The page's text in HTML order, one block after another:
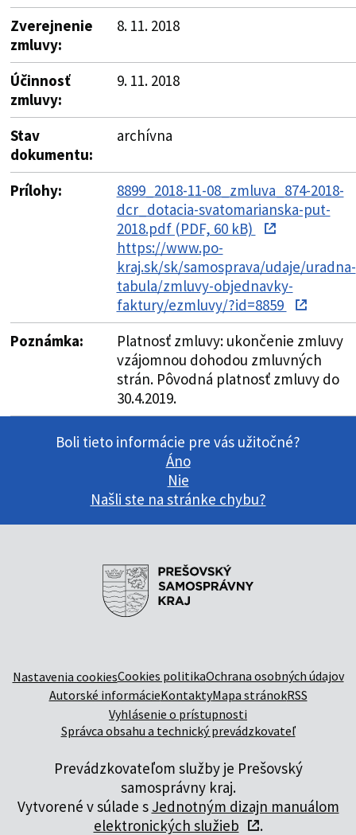
Zverejnenie
zmluvy:
8. 11. 2018
Účinnosť
zmluvy:
9. 11. 2018
Stav
dokumentu:
archívna
Prílohy:
8899_2018-11-08_zmluva_874-2018-
dcr_dotacia-svatomarianska-put-
2018.pdf (PDF, 60 kB)
https://www.po-
kraj.sk/sk/samosprava/udaje/uradna-
tabula/zmluvy-objednavky-
faktury/ezmluvy/?id=8859
Poznámka:
Platnosť zmluvy: ukončenie zmluvy
vzájomnou dohodou zmluvných
strán. Pôvodná platnosť zmluvy do
30.4.2019.
Boli tieto informácie pre vás užitočné?
Áno
Nie
Našli ste na stránke chybu?
Nastavenia cookiesCookies politikaOchrana osobných údajov
Autorské informácieKontaktyMapa stránokRSS
Vyhlásenie o prístupnosti
Správca obsahu a technický prevádzkovateľ
Prevádzkovateľom služby je Prešovský
samosprávny kraj.
Vytvorené v súlade s Jednotným dizajn manuálom
elektronických služieb
.